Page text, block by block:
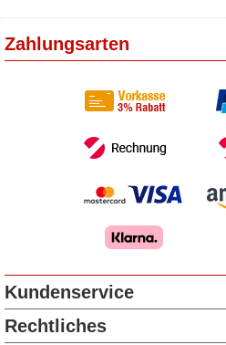
Zahlungsarten
Kundenservice
Rechtliches